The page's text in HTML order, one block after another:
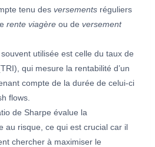
tenu des versements réguliers
rente viagère ou de versement
utilisée est celle du taux de
qui mesure la rentabilité d’un
compte de la durée de celui-ci
flows.
de Sharpe évalue la
au risque, ce qui est crucial car il
chercher à maximiser le